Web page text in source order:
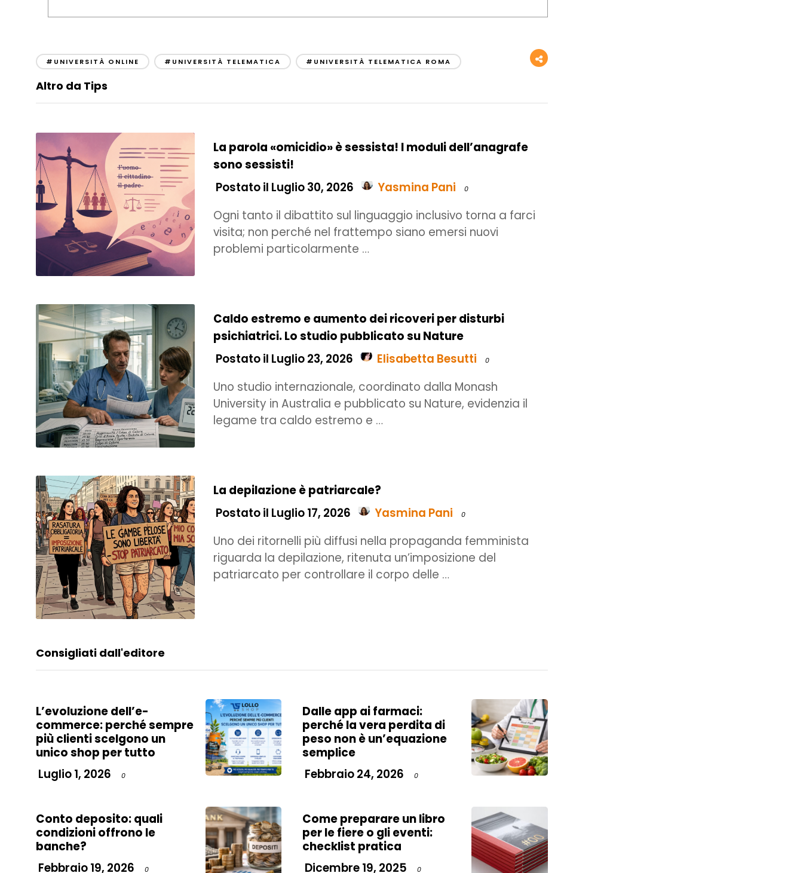
#UNIVERSITÀ ONLINE #UNIVERSITÀ TELEMATICA #UNIVERSITÀ TELEMATICA ROMA
Altro da Tips
La parola «omicidio» è sessista! I moduli dell’anagrafe
sono sessisti!
Postato il Luglio 30, 2026
Yasmina Pani 0
Ogni tanto il dibattito sul linguaggio inclusivo torna a farci
visita; non perché nel frattempo siano emersi nuovi
problemi particolarmente …
Caldo estremo e aumento dei ricoveri per disturbi
psichiatrici. Lo studio pubblicato su Nature
Postato il Luglio 23, 2026
Elisabetta Besutti 0
Uno studio internazionale, coordinato dalla Monash
University in Australia e pubblicato su Nature, evidenzia il
legame tra caldo estremo e …
La depilazione è patriarcale?
Postato il Luglio 17, 2026
Yasmina Pani 0
Uno dei ritornelli più diffusi nella propaganda femminista
riguarda la depilazione, ritenuta un’imposizione del
patriarcato per controllare il corpo delle …
Consigliati dall'editore
L’evoluzione dell’e-
commerce: perché sempre
più clienti scelgono un
unico shop per tutto
Luglio 1, 2026
0
Dalle app ai farmaci:
perché la vera perdita di
peso non è un’equazione
semplice
Febbraio 24, 2026
0
Conto deposito: quali
condizioni offrono le
banche?
Febbraio 19, 2026
0
Come preparare un libro
per le fiere o gli eventi:
checklist pratica
Dicembre 19, 2025
0